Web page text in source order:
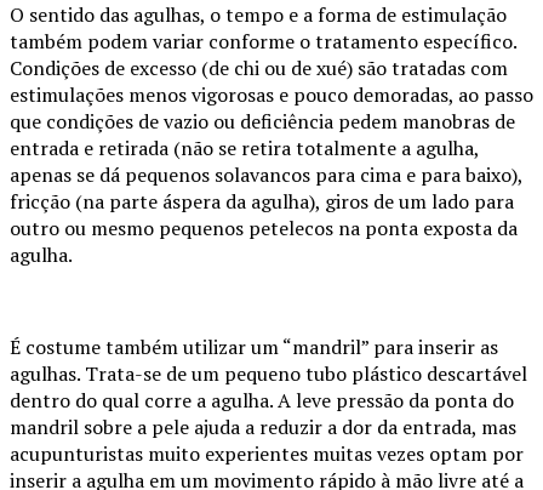
O sentido das agulhas, o tempo e a forma de estimulação
também podem variar conforme o tratamento específico.
Condições de excesso (de chi ou de xué) são tratadas com
estimulações menos vigorosas e pouco demoradas, ao passo
que condições de vazio ou deficiência pedem manobras de
entrada e retirada (não se retira totalmente a agulha,
apenas se dá pequenos solavancos para cima e para baixo),
fricção (na parte áspera da agulha), giros de um lado para
outro ou mesmo pequenos petelecos na ponta exposta da
agulha.
É costume também utilizar um “mandril” para inserir as
agulhas. Trata-se de um pequeno tubo plástico descartável
dentro do qual corre a agulha. A leve pressão da ponta do
mandril sobre a pele ajuda a reduzir a dor da entrada, mas
acupunturistas muito experientes muitas vezes optam por
inserir a agulha em um movimento rápido à mão livre até a